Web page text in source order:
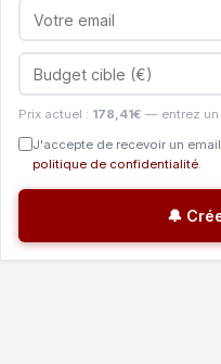
Prix actuel : 178,41€ — entrez un
J'accepte de recevoir un
politique de confidentialité.
🔔